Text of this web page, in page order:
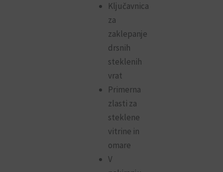
Ključavnica
za
zaklepanje
drsnih
steklenih
vrat
Primerna
zlasti za
steklene
vitrine in
omare
V